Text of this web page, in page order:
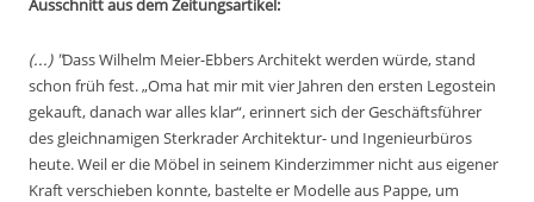
(...) "Dass Wilhelm Meier-Ebbers Architekt werden würde, stand
schon früh fest. „Oma hat mir mit vier Jahren den ersten Legostein
gekauft, danach war alles klar“, erinnert sich der Geschäftsführer
des gleichnamigen Sterkrader Architektur- und Ingenieurbüros
heute. Weil er die Möbel in seinem Kinderzimmer nicht aus eigener
Kraft verschieben konnte, bastelte er Modelle aus Pappe, um